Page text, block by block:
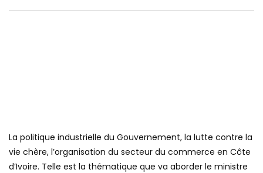
La politique industrielle du Gouvernement, la lutte contre la
vie chère, l’organisation du secteur du commerce en Côte
d’Ivoire. Telle est la thématique que va aborder le ministre